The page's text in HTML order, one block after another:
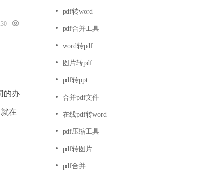
的办
在
pdf转word
pdf合并工具
word转pdf
图片转pdf
pdf转ppt
合并pdf文件
在线pdf转word
pdf压缩工具
pdf转图片
pdf合并